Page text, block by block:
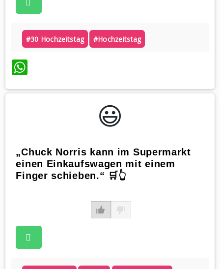
#30 Hochzeitstag #hochzeitstag
WhatsApp
😃️
„Chuck Norris kann im Supermarkt
einen Einkaufswagen mit einem
Finger schieben.“ 🛒👆